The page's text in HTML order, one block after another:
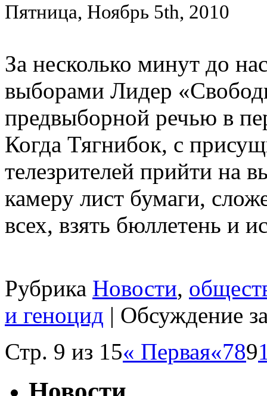
Пятница, Ноябрь 5th, 2010
За несколько минут до
выборами Лидер
предвыборной речью в
Когда Тягнибок, с
телезрителей прийти на
камеру лист бумаги,
всех, взять бюллетень и
Рубрика Новости,
и геноцид | Обсуждение
Стр. 9 из 15« Первая«789